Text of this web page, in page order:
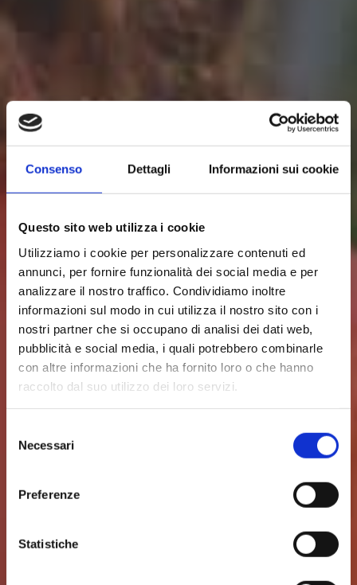
Consenso Dettagli Informazioni sui cookie
Questo sito web utilizza i cookie
Utilizziamo i cookie per personalizzare contenuti ed
annunci, per fornire funzionalità dei social media e per
analizzare il nostro traffico. Condividiamo inoltre
informazioni sul modo in cui utilizza il nostro sito con i
nostri partner che si occupano di analisi dei dati web,
pubblicità e social media, i quali potrebbero combinarle
con altre informazioni che ha fornito loro o che hanno
raccolto dal suo utilizzo dei loro servizi.
delNecessari
Preferenze
Statistiche
Perché la dieta
delle altre diete: il
punto di vista della